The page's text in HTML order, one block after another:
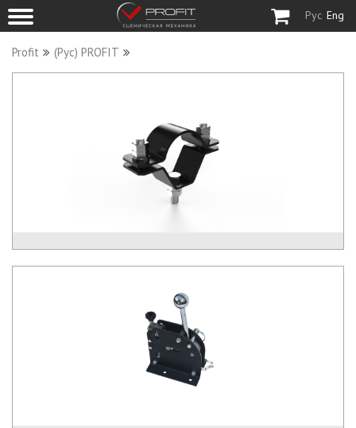
Рус Eng
Profit (Рус) PROFIT